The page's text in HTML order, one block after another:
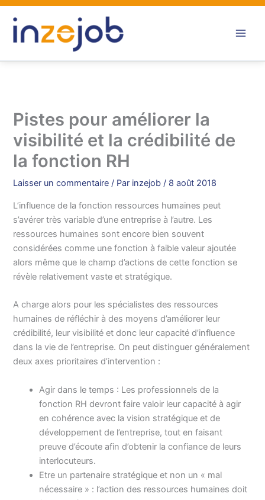
Aller
contenu
Pistes pour améliorer la
visibilité et la crédibilité de
la fonction RH
Laisser un commentaire / Par inzejob/ 8 août 2018
L’influence de la fonction ressources humaines peut
s’avérer très variable d’une entreprise à l’autre. Les
ressources humaines sont encore bien souvent
considérées comme une fonction à faible valeur ajoutée
alors même que le champ d’actions de cette fonction se
révèle relativement vaste et stratégique.
A charge alors pour les spécialistes des ressources
humaines de réfléchir à des moyens d’améliorer leur
crédibilité, leur visibilité et donc leur capacité d’influence
dans la vie de l’entreprise. On peut distinguer généralement
deux axes prioritaires d’intervention :
Agir dans le temps : Les professionnels de la
fonction RH devront faire valoir leur capacité à agir
en cohérence avec la vision stratégique et de
développement de l’entreprise, tout en faisant
preuve d’écoute afin d’obtenir la confiance de leurs
interlocuteurs.
Etre un partenaire stratégique et non un « mal
nécessaire » : l’action des ressources humaines doit